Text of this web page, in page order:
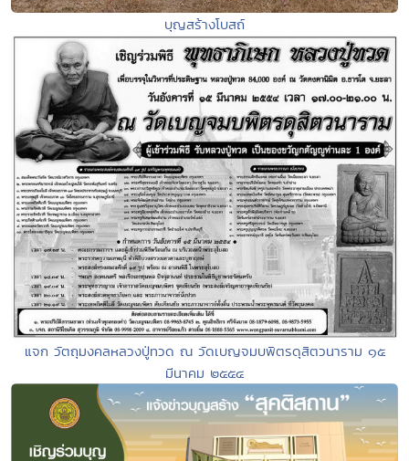
บุญสร้างโบสถ์
แจก วัตถุมงคลหลวงปู่ทวด ณ วัดเบญจมบพิตรดุสิตวนาราม ๑๕
มีนาคม ๒๕๕๔